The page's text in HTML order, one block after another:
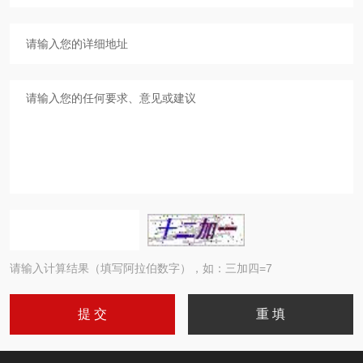
请输入计算结果（填写阿拉伯数字），如：三加四=7